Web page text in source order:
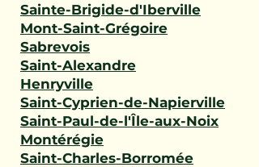
Sainte-Brigide-d'Iberville
Mont-Saint-Grégoire
Sabrevois
Saint-Alexandre
Henryville
Saint-Cyprien-de-Napierville
Saint-Paul-de-l'Île-aux-Noix
Montérégie
Saint-Charles-Borromée